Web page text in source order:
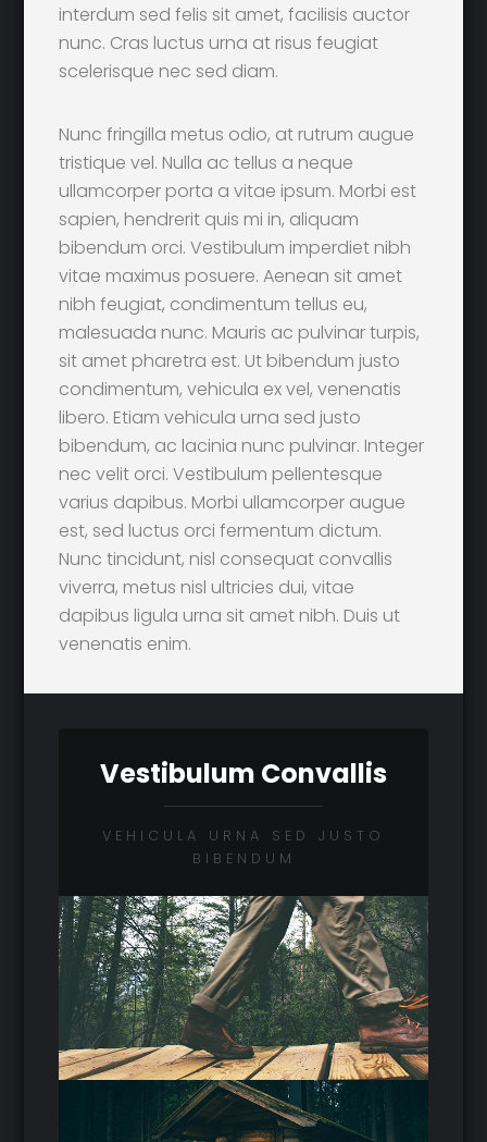
interdum sed felis sit amet, facilisis auctor
nunc. Cras luctus urna at risus feugiat
scelerisque nec sed diam.
Nunc fringilla metus odio, at rutrum augue
tristique vel. Nulla ac tellus a neque
ullamcorper porta a vitae ipsum. Morbi est
sapien, hendrerit quis mi in, aliquam
bibendum orci. Vestibulum imperdiet nibh
vitae maximus posuere. Aenean sit amet
nibh feugiat, condimentum tellus eu,
malesuada nunc. Mauris ac pulvinar turpis,
sit amet pharetra est. Ut bibendum justo
condimentum, vehicula ex vel, venenatis
libero. Etiam vehicula urna sed justo
bibendum, ac lacinia nunc pulvinar. Integer
nec velit orci. Vestibulum pellentesque
varius dapibus. Morbi ullamcorper augue
est, sed luctus orci fermentum dictum.
Nunc tincidunt, nisl consequat convallis
viverra, metus nisl ultricies dui, vitae
dapibus ligula urna sit amet nibh. Duis ut
venenatis enim.
Vestibulum Convallis
VEHICULA URNA SED JUSTO
BIBENDUM